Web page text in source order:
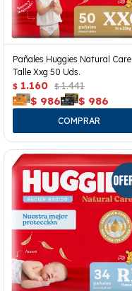
Pañales Huggies Natural Care
Talle Xxg 50 Uds.
$ 1.160 $ 1.441
$ 986 $ 986